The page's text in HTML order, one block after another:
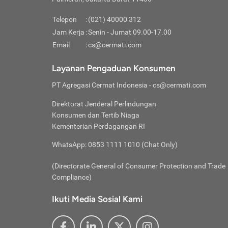
rendah
Jika
Kredit
Telepon :(021) 40000 312
Jam Kerja :Senin - Jumat 09.00-17.00
Email
:cs@cermati.com
Layanan Pengaduan Konsumen
PT Agregasi Cermat Indonesia - cs@cermati.com
Direktorat Jenderal Perlindungan
Konsumen dan Tertib Niaga
Kementerian Perdagangan RI
WhatsApp: 0853 1111 1010 (Chat Only)
(Directorate General of Consumer Protection and Trade
Compliance)
Ikuti Media Sosial Kami